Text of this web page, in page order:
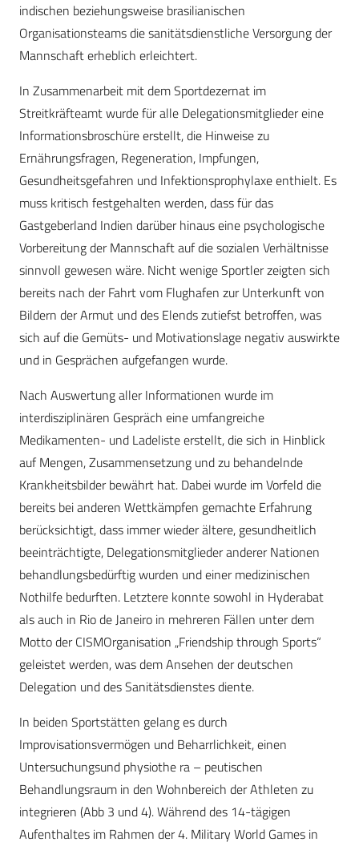
indischen beziehungsweise brasilianischen
Organisationsteams die sanitätsdienstliche Versorgung der
Mannschaft erheblich erleichtert.
In Zusammenarbeit mit dem Sportdezernat im
Streitkräfteamt wurde für alle Delegationsmitglieder eine
Informationsbroschüre erstellt, die Hinweise zu
Ernährungsfragen, Regeneration, Impfungen,
Gesundheitsgefahren und Infektionsprophylaxe enthielt. Es
muss kritisch festgehalten werden, dass für das
Gastgeberland Indien darüber hinaus eine psychologische
Vorbereitung der Mannschaft auf die sozialen Verhältnisse
sinnvoll gewesen wäre. Nicht wenige Sportler zeigten sich
bereits nach der Fahrt vom Flughafen zur Unterkunft von
Bildern der Armut und des Elends zutiefst betroffen, was
sich auf die Gemüts- und Motivationslage negativ auswirkte
und in Gesprächen aufgefangen wurde.
Nach Auswertung aller Informationen wurde im
interdisziplinären Gespräch eine umfangreiche
Medikamenten- und Ladeliste erstellt, die sich in Hinblick
auf Mengen, Zusammensetzung und zu behandelnde
Krankheitsbilder bewährt hat. Dabei wurde im Vorfeld die
bereits bei anderen Wettkämpfen gemachte Erfahrung
berücksichtigt, dass immer wieder ältere, gesundheitlich
beeinträchtigte, Delegationsmitglieder anderer Nationen
behandlungsbedürftig wurden und einer medizinischen
Nothilfe bedurften. Letztere konnte sowohl in Hyderabat
als auch in Rio de Janeiro in mehreren Fällen unter dem
Motto der CISMOrganisation „Friendship through Sports“
geleistet werden, was dem Ansehen der deutschen
Delegation und des Sanitätsdienstes diente.
In beiden Sportstätten gelang es durch
Improvisationsvermögen und Beharrlichkeit, einen
Untersuchungsund physiothe ra – peutischen
Behandlungsraum in den Wohnbereich der Athleten zu
integrieren (Abb 3 und 4). Während des 14-tägigen
Aufenthaltes im Rahmen der 4. Military World Games in